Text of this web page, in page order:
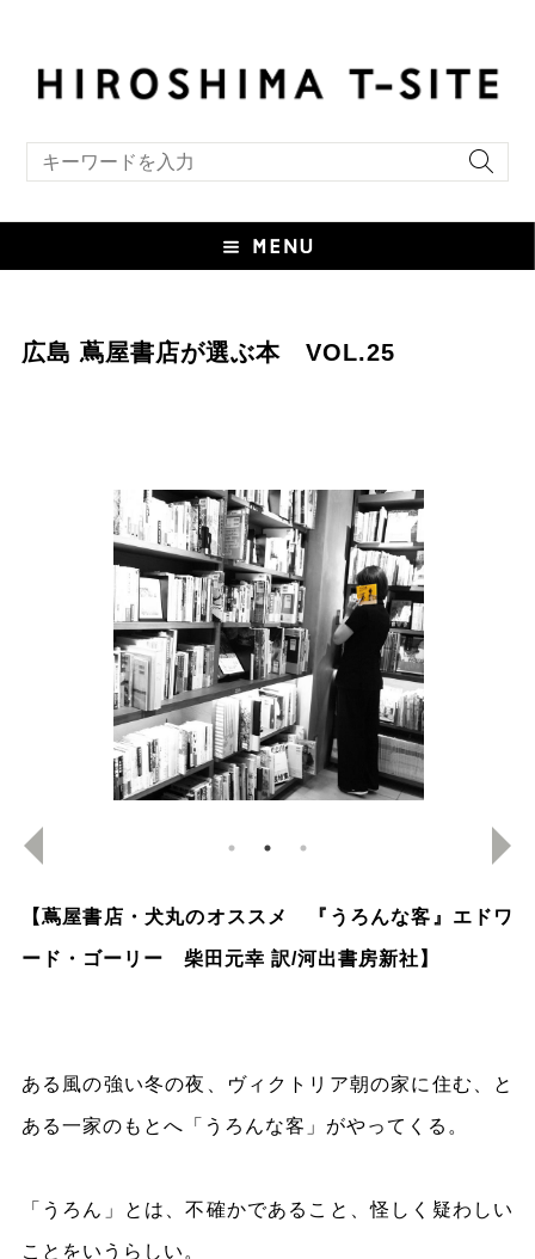
広島 蔦屋書店が選ぶ本 VOL.25
【蔦屋書店・犬丸のオススメ 『 うろんな客』エドワ
ード・ゴーリー 柴田元幸 訳/河出書房新社 】
ある風の強い冬の夜、ヴィクトリア朝の家に住む、と
ある一家のもとへ「うろんな客」がやってくる。
「うろん」とは、不確かであること、怪しく疑わしい
ことをいうらしい。